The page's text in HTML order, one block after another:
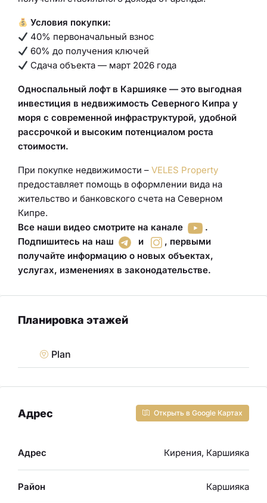
Условия покупки:
40% первоначальный взнос
60% до получения ключей
Сдача объекта — март 2026 года
Односпальный лофт в Каршияке — это выгодная
инвестиция в недвижимость Северного Кипра у
моря с современной инфраструктурой, удобной
рассрочкой и высоким потенциалом роста
стоимости.
При покупке недвижимости – VELES Property
предоставляет помощь в оформлении вида на
жительство и банковского счета на Северном
Кипре.
Все наши видео смотрите на канале
.
Подпишитесь на наш
и , первыми
получайте информацию о новых объектах,
услугах, изменениях в законодательстве.
Планировка этажей
Plan
Адрес Открыть в Google Картах
Адрес Кирения, Каршияка
Район Каршияка